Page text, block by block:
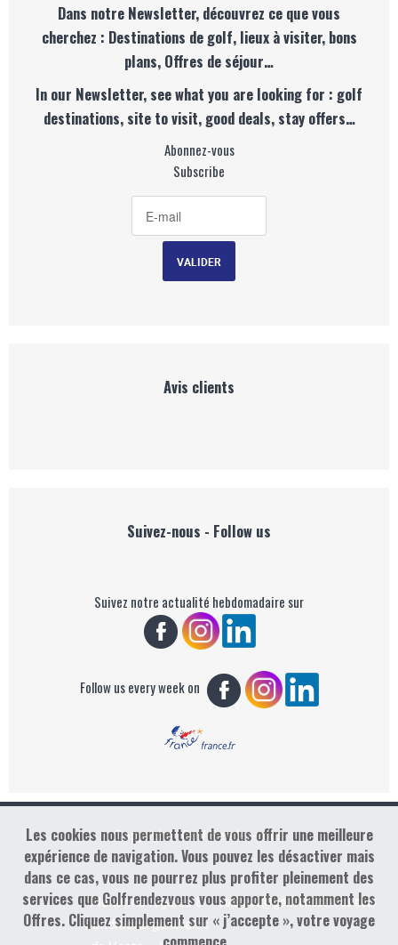
Dans notre Newsletter, découvrez ce que vous
cherchez : Destinations de golf, lieux à visiter, bons
plans, Offres de séjour…
In our Newsletter, see what you are looking for : golf
destinations, site to visit, good deals, stay offers…
Abonnez-vous
Subscribe
Avis clients
Suivez-nous - Follow us
Suivez notre actualité hebdomadaire sur
Follow us every week on
Copyright : Golf Rendez-vous
Mentions légales &
Conditions générales
contact@golfrendezvous.com
Les cookies nous permettent de vous offrir une meilleure
expérience de navigation. Vous pouvez les désactiver mais
dans ce cas, vous ne pourrez plus profiter pleinement des
services que Golfrendezvous vous apporte, notamment les
Offres. Cliquez simplement sur « j’accepte », votre voyage